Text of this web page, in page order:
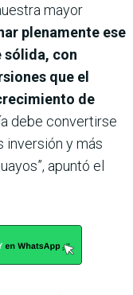
mayor
plenamente ese
sólida, con
que el
de
debe convertirse
inversión y más
apuntó el